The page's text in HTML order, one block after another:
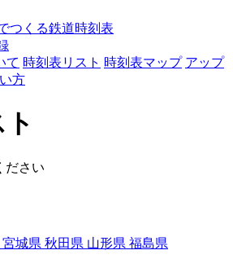
つくる鉄道時刻表
て 時刻表リスト 時刻表マップ アップ
方
ださい
宮城県 秋田県 山形県 福島県